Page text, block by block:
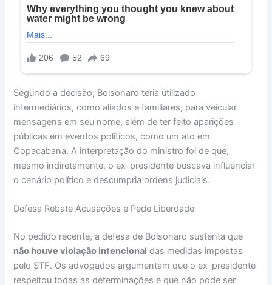
Segundo a decisão, Bolsonaro teria utilizado
intermediários, como aliados e familiares, para veicular
mensagens em seu nome, além de ter feito aparições
públicas em eventos políticos, como um ato em
Copacabana. A interpretação do ministro foi de que,
mesmo indiretamente, o ex-presidente buscava influenciar
o cenário político e descumpria ordens judiciais.
Defesa Rebate Acusações e Pede Liberdade
No pedido recente, a defesa de Bolsonaro sustenta que
não houve violação intencional das medidas impostas
pelo STF. Os advogados argumentam que o ex-presidente
respeitou todas as determinações e que não pode ser